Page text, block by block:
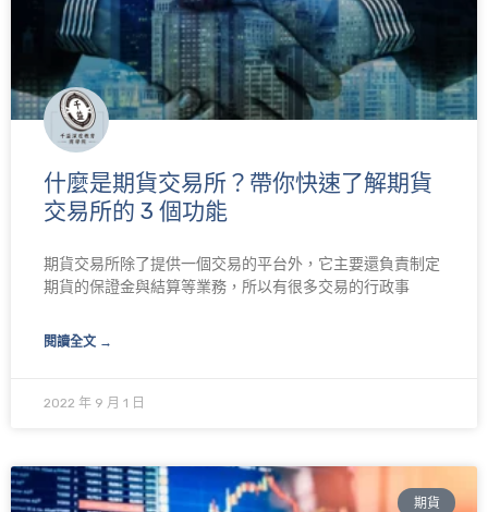
什麼是期貨交易所？帶你快速了解期貨
交易所的 3 個功能
期貨交易所除了提供一個交易的平台外，它主要還負責制定
期貨的保證金與結算等業務，所以有很多交易的行政事
閱讀全文 →
2022 年 9 月 1 日
期貨